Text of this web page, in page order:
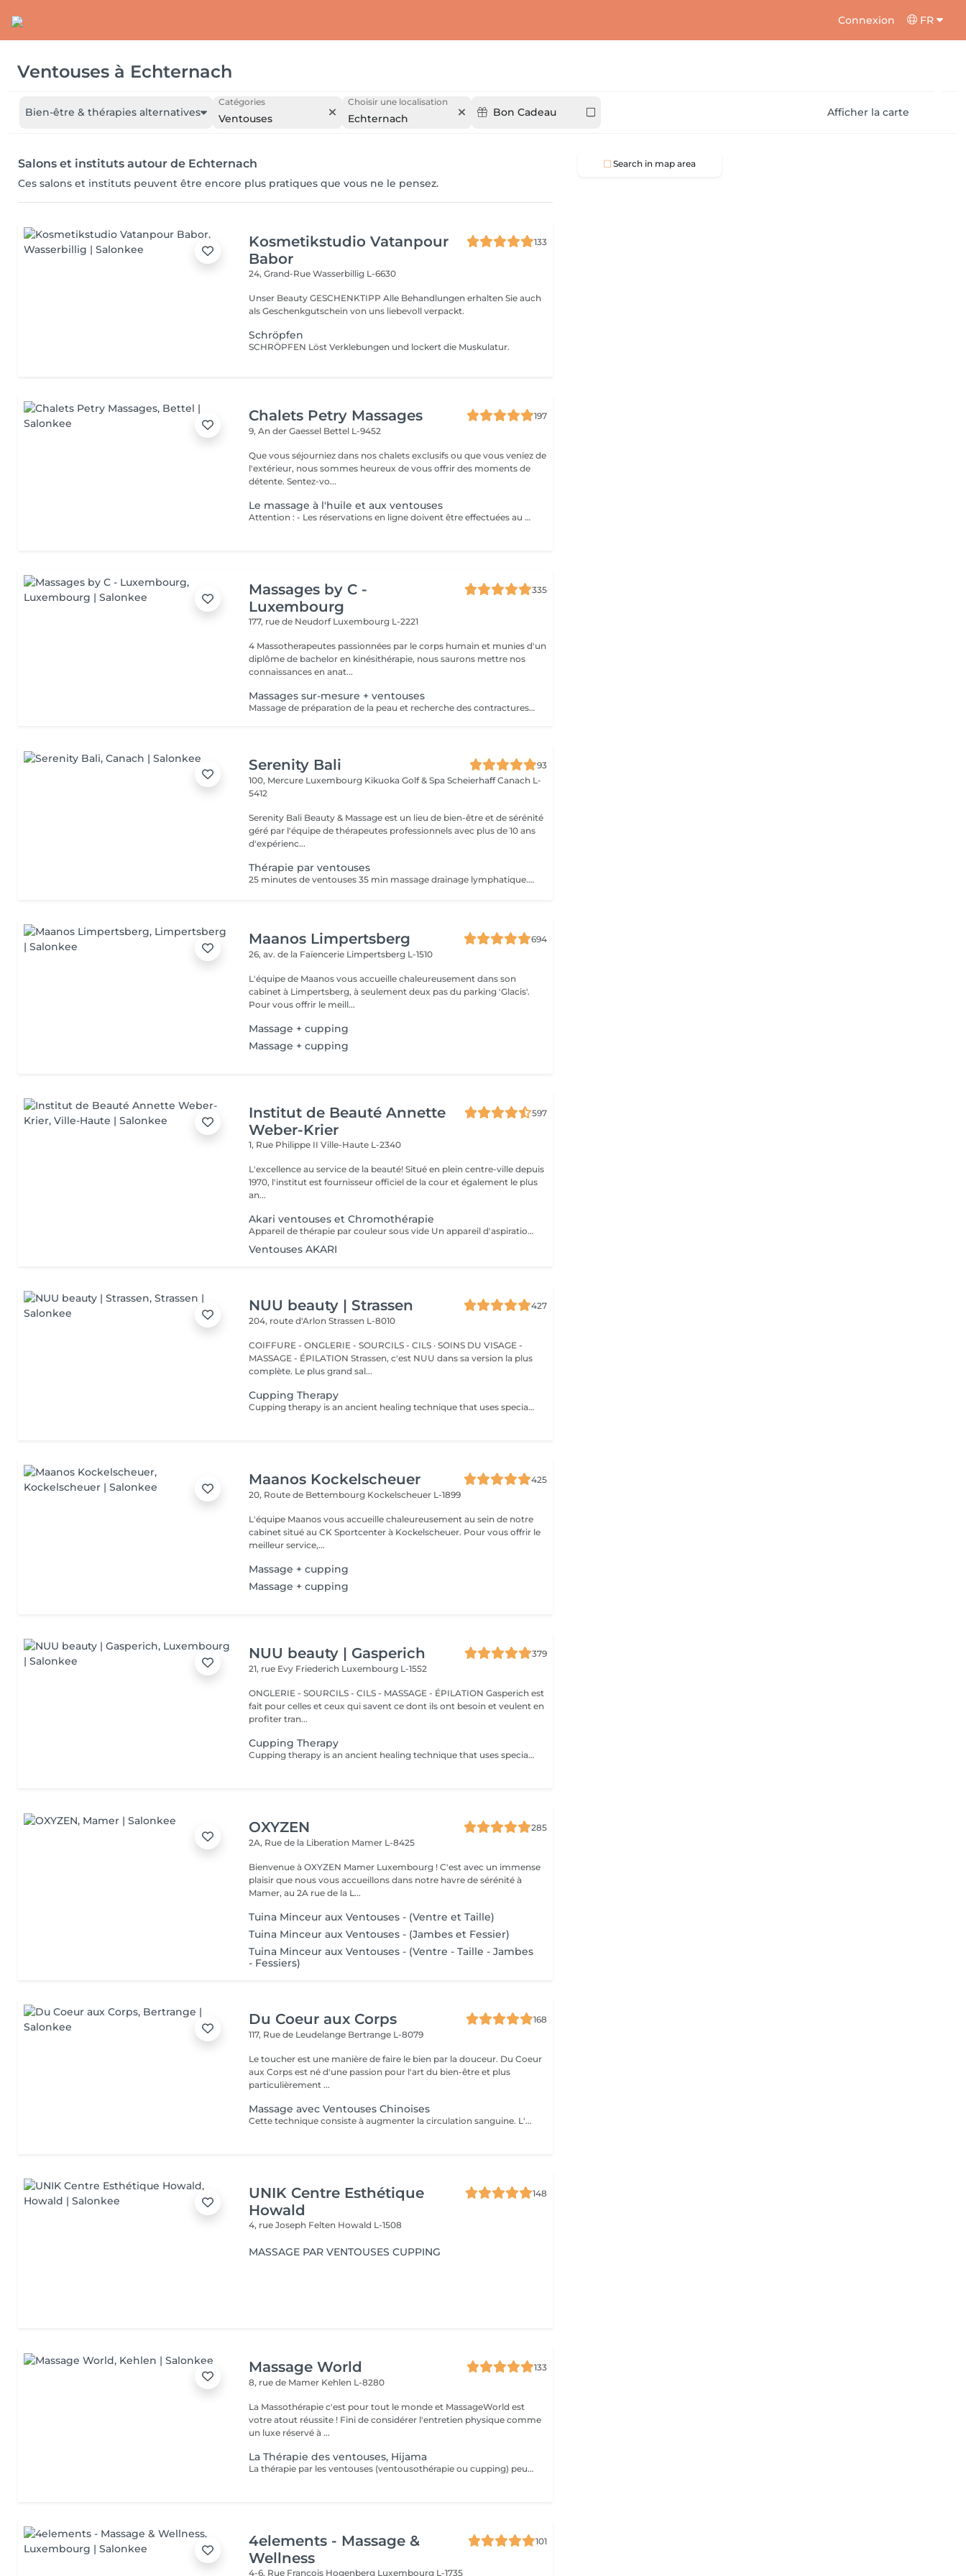
Connexion FR
Ventouses à Echternach
Bien-être & thérapies alternatives
Catégories
Ventouses
Choisir une localisation
Echternach Bon Cadeau Afficher la carte
Salons et instituts autour de Echternach
Ces salons et instituts peuvent être encore plus pratiques que vous ne le pensez.
Kosmetikstudio Vatanpour
Babor
133
24, Grand-RueWasserbillig L-6630
Unser Beauty GESCHENKTIPP Alle Behandlungen erhalten Sie auch
als Geschenkgutschein von uns liebevoll verpackt.
Schröpfen
SCHRÖPFEN Löst Verklebungen und lockert die Muskulatur.
Chalets Petry Massages
197
9, An der Gaessel Bettel L-9452
Que vous séjourniez dans nos chalets exclusifs ou que vous veniez de
l'extérieur, nous sommes heureux de vous offrir des moments de
détente. Sentez-vo...
Le massage à l'huile et aux ventouses
Attention : - Les réservations en ligne doivent être effectuées au moins 24 heures à l'avance. - Si vous souhaitez réserver un massage à court terme (moins de 24 heures à l'avance), veuillez appeler le +49 173 390 20 62. - Si vous devez annuler le massage, nous vous demandons de le faire au moins 24 heures à l'avance, sinon nous devrons facturer 70 % du prix des massages. - Les employés et les horaires peuvent être adaptés si nécessaire, après consultation avec vous. Traite d'abord les tissus cutanés et musculaires. Ensuite, les ventouses dénouent les blocages énergétiques. Ce massage dynamise le sang, améliore la microcirculation et favorise l'élimination des toxines. Perfectionne la souplesse et la qualité de peau, tonifiant l'épiderme.
Massages by C -
Luxembourg
335
177, rue de Neudorf Luxembourg L-2221
4 Massotherapeutes passionnées par le corps humain et munies d'un
diplôme de bachelor en kinésithérapie, nous saurons mettre nos
connaissances en anat...
Massages sur-mesure + ventouses
Massage de préparation de la peau et recherche des contractures suivis pas la pose des ventouses. Le vide est créé à l'aide d'une flamme, aucune sensation de chaud n'est ressentie durant le procédé et la technique est peu douloureuse. Le but de la cupping therapy est de soulager les tensions musculaires tout en promouvant la circulation sanguine et lymphatique.
Serenity Bali
93
100, Mercure Luxembourg Kikuoka Golf & Spa ScheierhaffCanach L-
5412
Serenity Bali Beauty & Massage est un lieu de bien-être et de sérénité
géré par l'équipe de thérapeutes professionnels avec plus de 10 ans
d'expérienc...
Thérapie par ventouses
25 minutes de ventouses 35 min massage drainage lymphatique. Une forme ancienne de médecine alternative dans laquelle un thérapeute place des ventouses spéciales sur votre peau pendant quelques minutes pour créer une aspiration. Les gens l'obtiennent à de nombreuses fins, notamment pour soulager la douleur, l'inflammation, la circulation sanguine, la relaxation et le bien-être, et comme type de massage des tissus profonds.
Maanos Limpertsberg
694
26, av. de la Faïencerie Limpertsberg L-1510
L'équipe de Maanos vous accueille chaleureusement dans son
cabinet à Limpertsberg, à seulement deux pas du parking 'Glacis'.
Pour vous offrir le meill...
Massage + cupping
Massage + cupping
Institut de Beauté Annette
Weber-Krier
597
1, Rue Philippe IIVille-Haute L-2340
L'excellence au service de la beauté! Situé en plein centre-ville depuis
1970, l'institut est fournisseur officiel de la cour et également le plus
an...
Akari ventouses et Chromothérapie
Appareil de thérapie par couleur sous vide Un appareil d'aspiration - complété avec 21 couleurs (barre de couleurs Akari). APPLICATIONS En cosmétique, en massage, en physiothérapie et dans le domaine médical. AVANTAGE En raison du vide, de la levée sans pression, la circulation sanguine et la lymphe sont stimulées. Ce vide est constant, finement contrôlé et réglable. Il a un train doux. Cela signifie qu'il peut également être utilisé sur les zones les plus sensibles - cicatrices, contour des yeux, lèvres, zones douloureuses ... APPLICATIONS POSSIBLES EN COSMÉTIQUE, Pour resserrer et affiner le visage (rides autour des yeux et des lèvres), cou et décolleté les bras supérieurs , ventre , hanche , cellulite DANS LE MASSAGE, drainage , réflexologie , tissu conjonctif, le drainage lymphatique , compensation des méridiens , dans les blessures sportives Pour le post-traitement des opérations faciales Possibilité d'utiliser une pyramide de cristal de roche pour faire des stimulations de couleur.
Ventouses AKARI
NUU beauty | Strassen
427
204, route d'ArlonStrassen L-8010
COIFFURE - ONGLERIE - SOURCILS - CILS · SOINS DU VISAGE -
MASSAGE - ÉPILATION Strassen, c'est NUU dans sa version la plus
complète. Le plus grand sal...
Cupping Therapy
Cupping therapy is an ancient healing technique that uses special cups to create gentle suction on the skin. This suction promotes blood flow, relieves muscle tension, reduces inflammation, and supports deep relaxation. The treatment can help release toxins, improve circulation, and ease chronic pain or stiffness. *Please note that cupping therapy could just be added to a massage service with includes back massage.
Maanos Kockelscheuer
425
20, Route de Bettembourg Kockelscheuer L-1899
L'équipe Maanos vous accueille chaleureusement au sein de notre
cabinet situé au CK Sportcenter à Kockelscheuer. Pour vous offrir le
meilleur service,...
Massage + cupping
Massage + cupping
NUU beauty | Gasperich
379
21, rue Evy Friederich Luxembourg L-1552
ONGLERIE - SOURCILS - CILS - MASSAGE - ÉPILATION Gasperich est
fait pour celles et ceux qui savent ce dont ils ont besoin et veulent en
profiter tran...
Cupping Therapy
Cupping therapy is an ancient healing technique that uses special cups to create gentle suction on the skin. This suction promotes blood flow, relieves muscle tension, reduces inflammation, and supports deep relaxation. The treatment can help release toxins, improve circulation, and ease chronic pain or stiffness. *Please note that cupping therapy could just be added to a massage service with includes back massage.
OXYZEN
285
2A, Rue de la Liberation Mamer L-8425
Bienvenue à OXYZEN Mamer Luxembourg ! C'est avec un immense
plaisir que nous vous accueillons dans notre havre de sérénité à
Mamer, au 2A rue de la L...
Tuina Minceur aux Ventouses - (Ventre et Taille)
Tuina Minceur aux Ventouses - (Jambes et Fessier)
Tuina Minceur aux Ventouses - (Ventre - Taille - Jambes
- Fessiers)
Du Coeur aux Corps
168
117, Rue de Leudelange Bertrange L-8079
Le toucher est une manière de faire le bien par la douceur. Du Coeur
aux Corps est né d'une passion pour l'art du bien-être et plus
particulièrement ...
Massage avec Ventouses Chinoises
Cette technique consiste à augmenter la circulation sanguine. L'objectif est de créer un effet de succion qui favorisera la décongestion des tissus, l'évacuation des toxines et la mobilité des tissus. Prioritairement, cette pratique s'effectue sur le dos.
UNIK Centre Esthétique
Howald
148
4, rue Joseph Felten Howald L-1508
MASSAGE PAR VENTOUSES CUPPING
Massage World
133
8, rue de Mamer Kehlen L-8280
La Massothérapie c'est pour tout le monde et MassageWorld est
votre atout réussite ! Fini de considérer l'entretien physique comme
un luxe réservé à ...
La Thérapie des ventouses, Hijama
La thérapie par les ventouses (ventousothérapie ou cupping) peut être employée pour divers problèmes de santé. Actuellement, elle est surtout utilisée pour soulager les douleurs musculosquelettiques. 'application des ventouses active fortement la circulation du sang et par le fait même, soulage la douleur. Jusqu'à récemment cette technique était très peu connue de la plupart des gens en occident. Depuis quelques années elle gagne en popularité. La thérapie par les ventouses est maintenant de plus en plus répendue. L'aspiration provoquée par les ventouses augmente considérablement la circulation sanguine au niveau des vaisseaux sanguins capillaires des muscles, tissus conjonctifs et des fascias. Elle améliore aussi la circulation lymphatique. Ainsi, elle libère la stagnation de Qi et de Sang dans les zones douloureuses. Cela a pour effet de diminuer les douleurs, les tensions, les contractions et les spasmes musculaires. De plus, le cupping favorise la guérison et permet d'éliminer plus rapidement l'acide lactique accumulé dans les muscles par l'effort physique. Le cupping est aussi utilisé pour chasser les pathogènes à l'extérieur du corps et dégager les voies respiratoires en cas de rhumes, grippes ou bronchites. Laissez-vous surprendre par cette technique millénaire.
4elements - Massage &
Wellness
101
4-6, Rue François Hogenberg Luxembourg L-1735
Search in map area